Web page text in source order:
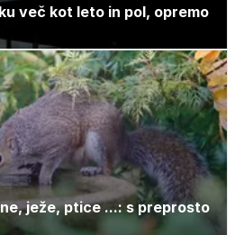
več kot leto in pol, opremo
ježe, ptice ...: s preprosto